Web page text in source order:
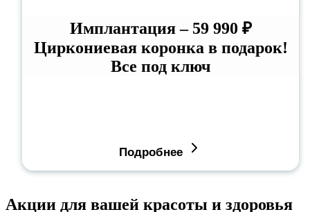
Имплантация – 59 990 ₽
Циркониевая коронка в подарок!
Все под ключ
Подробнее
Акции для вашей красоты и здоровья